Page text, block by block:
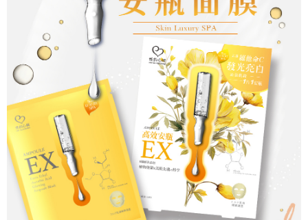
４．使用「AFTEE先享後付」時，將依據個別帳號之用戶狀況，依本公司即
時審查核予不同之上限額度；若仍有額度不足之情形，本公司將視審查結果
請求用戶進行身份認證。
５．嚴禁一人註冊多個帳號或使用他人資訊註冊。若發現惡意使用之情形，
恩沛科技股份有限公司將有權停止該用戶之使用額度並採取法律行動。